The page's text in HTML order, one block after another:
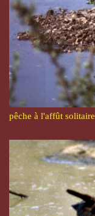
pêche à l'affût solitaire